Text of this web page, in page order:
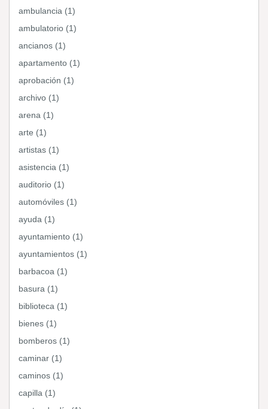
ambulancia (1)
ambulatorio (1)
ancianos (1)
apartamento (1)
aprobación (1)
archivo (1)
arena (1)
arte (1)
artistas (1)
asistencia (1)
auditorio (1)
automóviles (1)
ayuda (1)
ayuntamiento (1)
ayuntamientos (1)
barbacoa (1)
basura (1)
biblioteca (1)
bienes (1)
bomberos (1)
caminar (1)
caminos (1)
capilla (1)